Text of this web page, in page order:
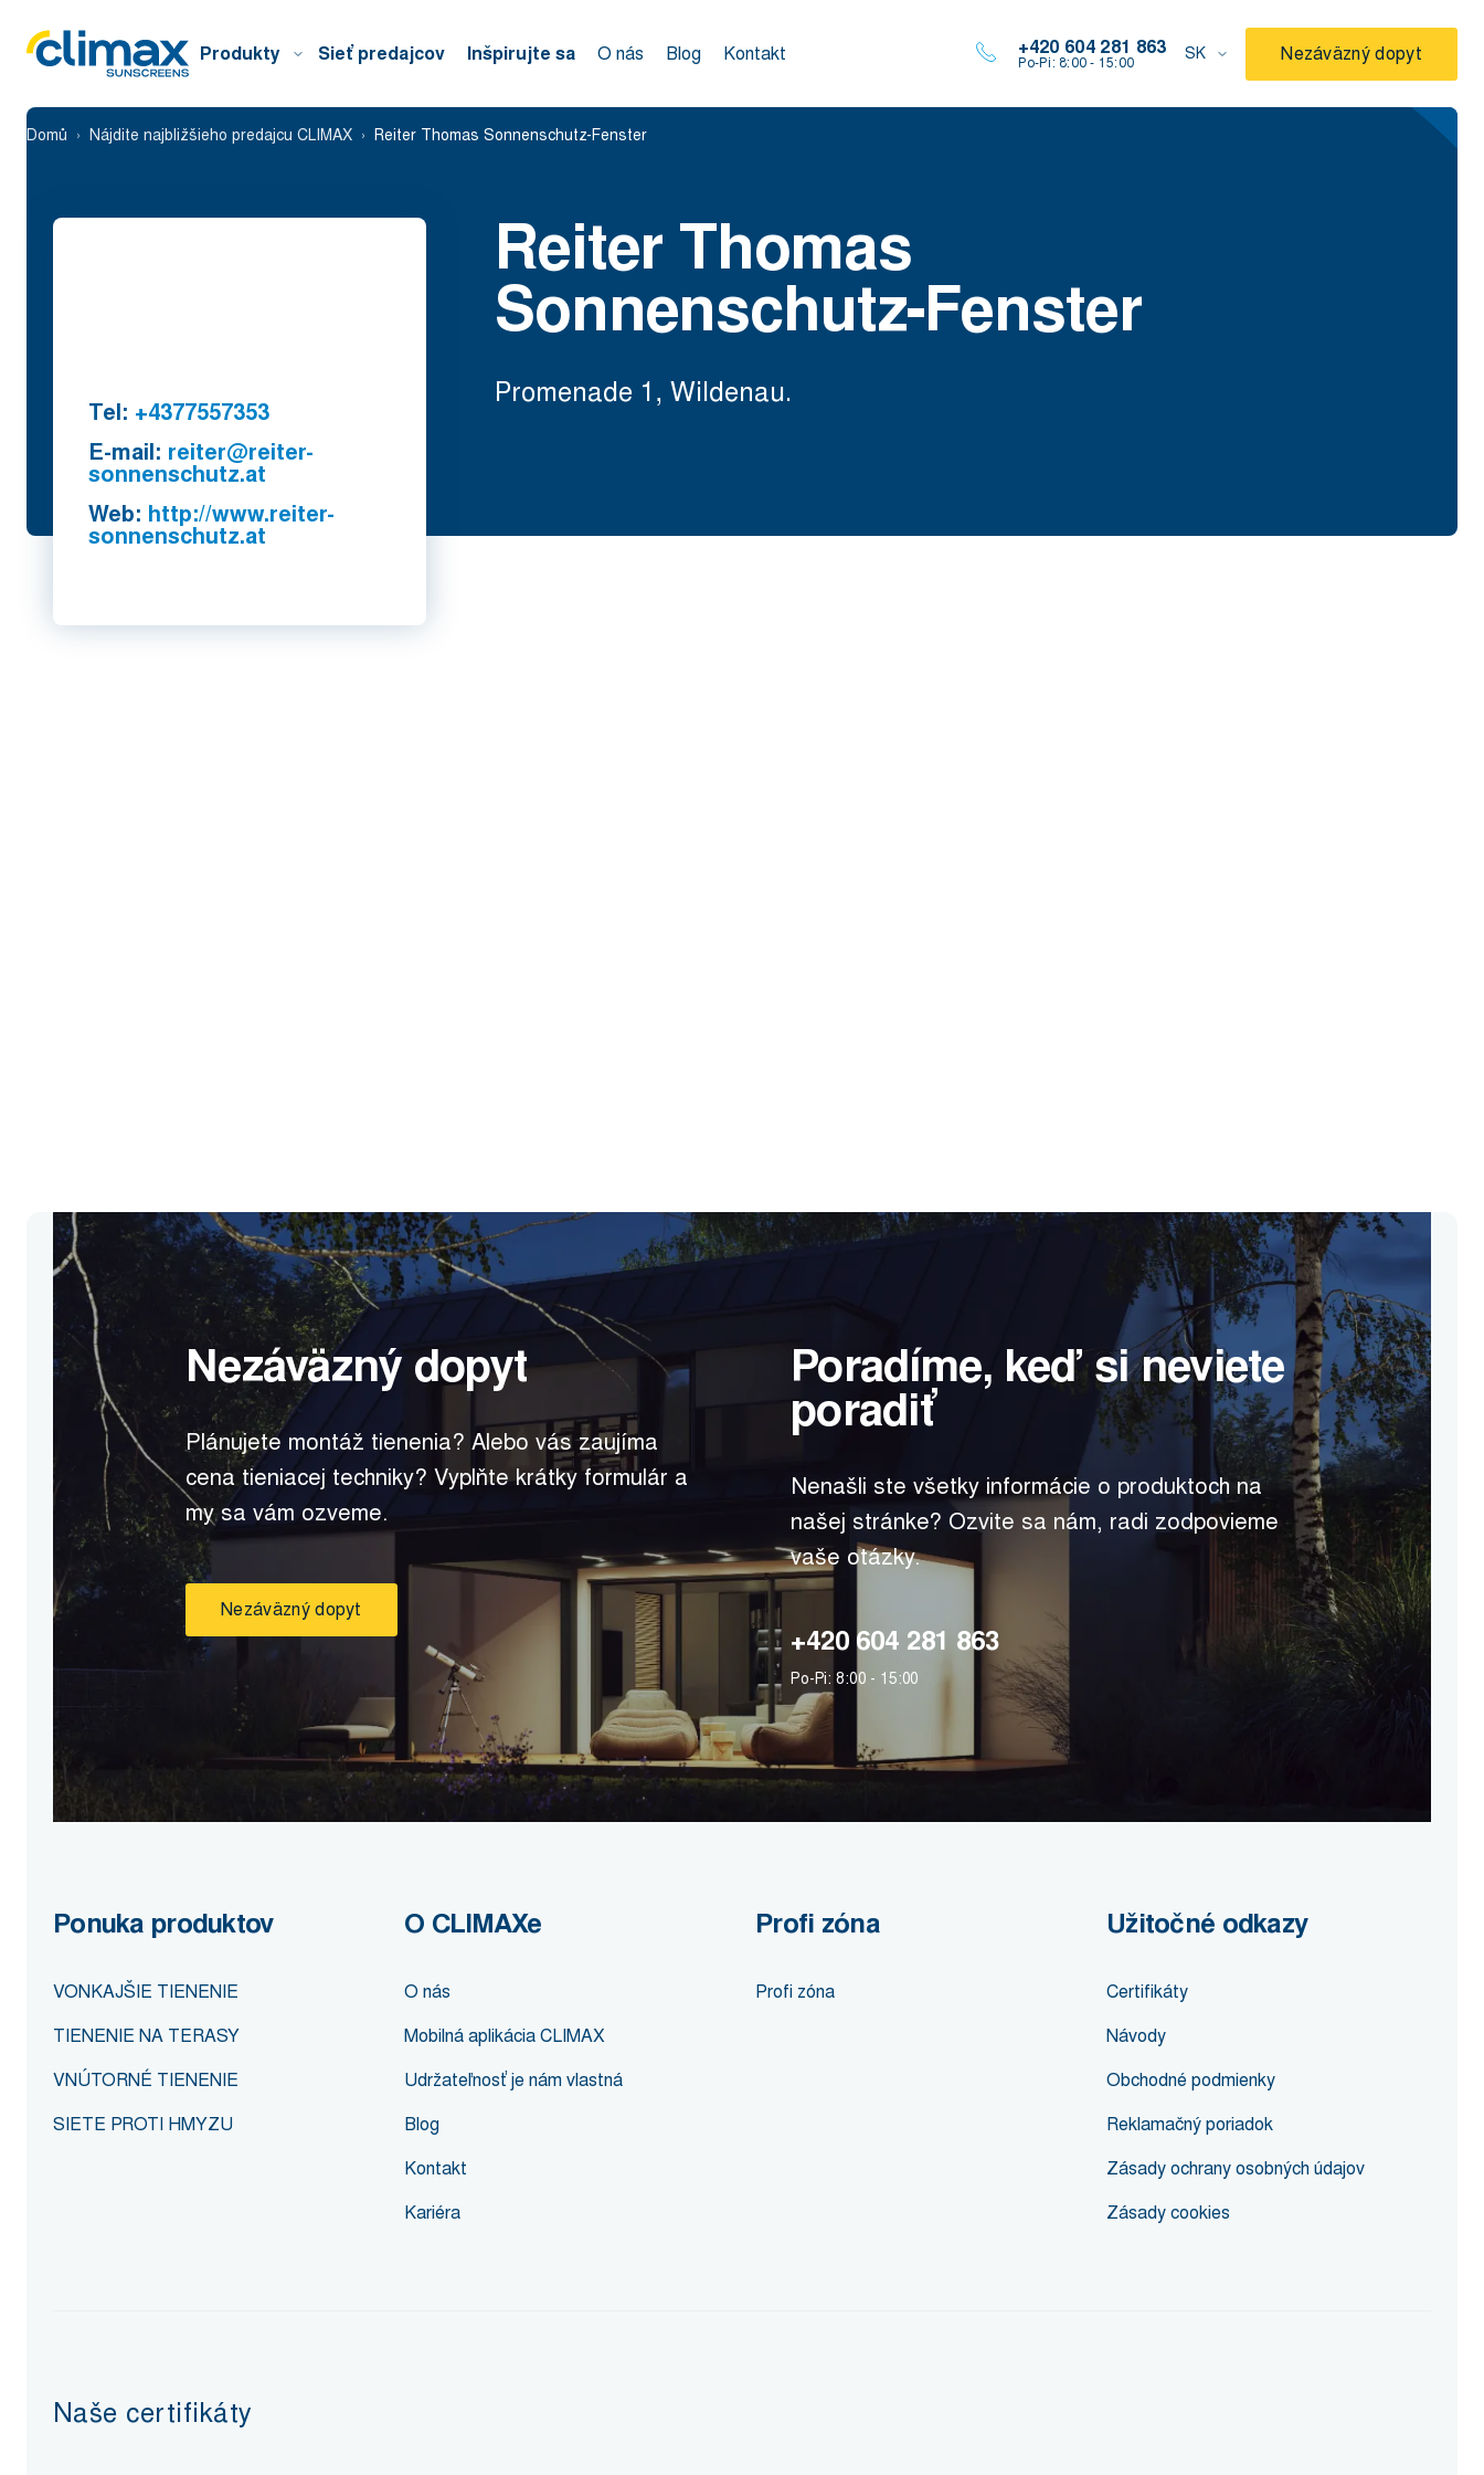
Produkty Sieť predajcov Inšpirujte sa O nás Blog Kontakt +420 604 281 863
Po-Pi: 8:00 - 15:00 SK Nezáväzný dopyt
Domů Nájdite najbližšieho predajcu CLIMAX Reiter Thomas Sonnenschutz-Fenster
Reiter Thomas
Sonnenschutz-Fenster
Promenade 1, Wildenau.
Tel: +4377557353
E-mail: reiter@reiter-
sonnenschutz.at
Web: http://www.reiter-
sonnenschutz.at
Nezáväzný dopyt
Plánujete montáž tienenia? Alebo vás zaujíma
cena tieniacej techniky? Vyplňte krátky formulár a
my sa vám ozveme.
Nezáväzný dopyt
Poradíme, keď si neviete
poradiť
Nenašli ste všetky informácie o produktoch na
našej stránke? Ozvite sa nám, radi zodpovieme
vaše otázky.
+420 604 281 863
Po-Pi: 8:00 - 15:00
Ponuka produktov
VONKAJŠIE TIENENIE
TIENENIE NA TERASY
VNÚTORNÉ TIENENIE
SIETE PROTI HMYZU
O CLIMAXe
O nás
Mobilná aplikácia CLIMAX
Udržateľnosť je nám vlastná
Blog
Kontakt
Kariéra
Profi zóna
Profi zóna
Užitočné odkazy
Certifikáty
Návody
Obchodné podmienky
Reklamačný poriadok
Zásady ochrany osobných údajov
Zásady cookies
Naše certifikáty